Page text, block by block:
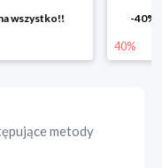
wszystko!! -40%
40%
metody